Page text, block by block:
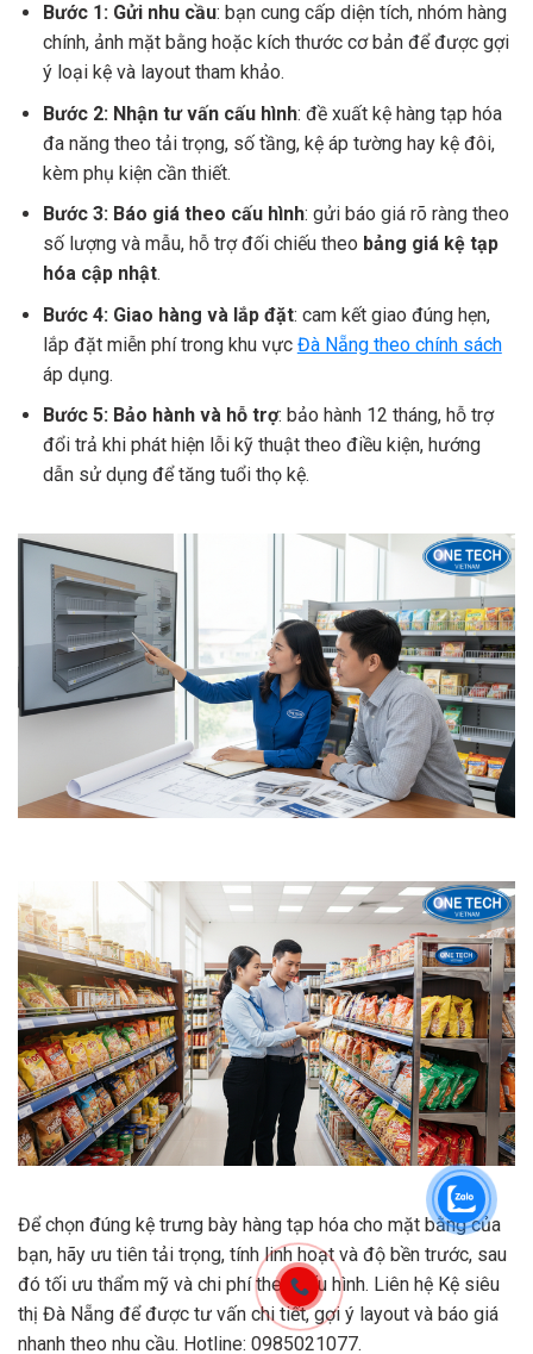
Bước 1: Gửi nhu cầu: bạn cung cấp diện tích, nhóm hàng
chính, ảnh mặt bằng hoặc kích thước cơ bản để được gợi
ý loại kệ và layout tham khảo.
Bước 2: Nhận tư vấn cấu hình: đề xuất kệ hàng tạp hóa
đa năng theo tải trọng, số tầng, kệ áp tường hay kệ đôi,
kèm phụ kiện cần thiết.
Bước 3: Báo giá theo cấu hình: gửi báo giá rõ ràng theo
số lượng và mẫu, hỗ trợ đối chiếu theo bảng giá kệ tạp
hóa cập nhật.
Bước 4: Giao hàng và lắp đặt: cam kết giao đúng hẹn,
lắp đặt miễn phí trong khu vực Đà Nẵng theo chính sách
áp dụng.
Bước 5: Bảo hành và hỗ trợ: bảo hành 12 tháng, hỗ trợ
đổi trả khi phát hiện lỗi kỹ thuật theo điều kiện, hướng
dẫn sử dụng để tăng tuổi thọ kệ.
Để chọn đúng kệ trưng bày hàng tạp hóa cho mặt bằng của
bạn, hãy ưu tiên tải trọng, tính linh hoạt và độ bền trước, sau
đó tối ưu thẩm mỹ và chi phí theo cấu hình. Liên hệ Kệ siêu
thị Đà Nẵng để được tư vấn chi tiết, gợi ý layout và báo giá
nhanh theo nhu cầu. Hotline: 0985021077.